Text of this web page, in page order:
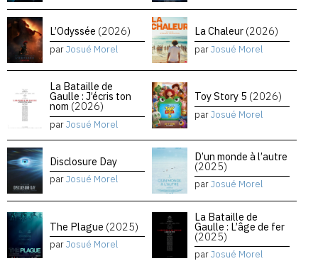
L’Odyssée (2026)
parJosué Morel
La Chaleur (2026)
parJosué Morel
La Bataille de
Gaulle : J’écris ton
nom (2026)
parJosué Morel
Toy Story 5 (2026)
parJosué Morel
Disclosure Day
parJosué Morel
D’un monde à l’autre
(2025)
parJosué Morel
The Plague (2025)
parJosué Morel
La Bataille de
Gaulle : L’âge de fer
(2025)
parJosué Morel